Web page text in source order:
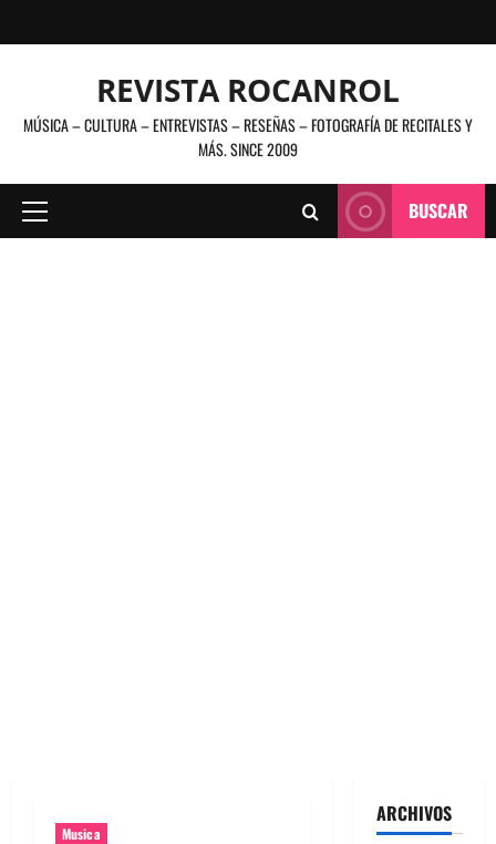
al
REVISTA ROCANROL
MÚSICA – CULTURA – ENTREVISTAS – RESEÑAS – FOTOGRAFÍA DE RECITALES Y
MÁS. SINCE 2009
Menú
BUSCAR
Musica
ARCHIVOS